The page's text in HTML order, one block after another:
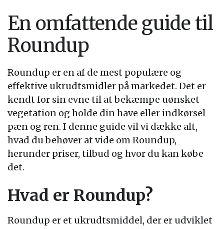
En omfattende guide til
Roundup
Roundup er en af de mest populære og
effektive ukrudtsmidler på markedet. Det er
kendt for sin evne til at bekæmpe uønsket
vegetation og holde din have eller indkørsel
pæn og ren. I denne guide vil vi dække alt,
hvad du behøver at vide om Roundup,
herunder priser, tilbud og hvor du kan købe
det.
Hvad er Roundup?
Roundup er et ukrudtsmiddel, der er udviklet